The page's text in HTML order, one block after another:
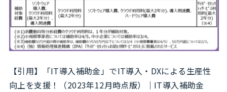
【引用】
「IT導入補助金」でIT導入・DXによる生産性
向上を支援！（2023年12月時点版）｜IT導入補助金